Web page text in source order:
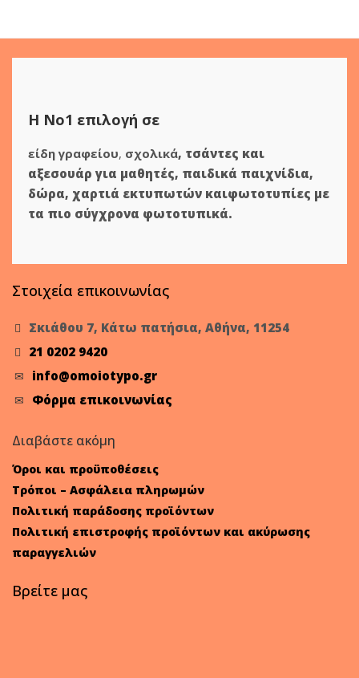
Η Νο1 επιλογή σε
είδη γραφείου, σχολικά, τσάντες και
αξεσουάρ για μαθητές, παιδικά παιχνίδια,
δώρα, χαρτιά εκτυπωτών καιφωτοτυπίες με
τα πιο σύγχρονα φωτοτυπικά.
Στοιχεία επικοινωνίας
Σκιάθου 7, Κάτω πατήσια, Αθήνα, 11254
21 0202 9420
info@omoiotypo.gr
Φόρμα επικοινωνίας
Διαβάστε ακόμη
Όροι και προϋποθέσεις
Τρόποι – Ασφάλεια πληρωμών
Πολιτική παράδοσης προϊόντων
Πολιτική επιστροφής προϊόντων και ακύρωσης
παραγγελιών
Βρείτε μας